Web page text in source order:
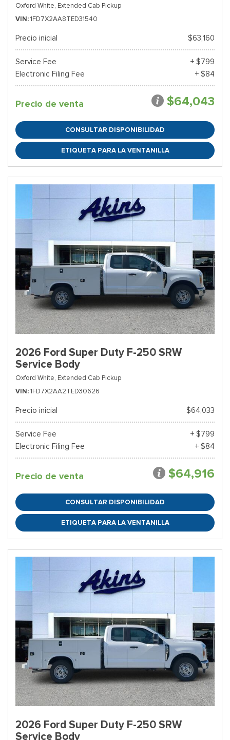
Oxford White, Extended Cab Pickup
VIN 1FD7X2AA8TED31540
Precio inicial $63,160
Service Fee
+ $799
Electronic Filing Fee
+ $84
Precio de venta $64,043
CONSULTAR DISPONIBILIDAD
ETIQUETA PARA LA VENTANILLA
2026 Ford Super Duty F-250 SRW
Service Body
Oxford White, Extended Cab Pickup
VIN 1FD7X2AA2TED30626
Precio inicial $64,033
Service Fee
+ $799
Electronic Filing Fee
+ $84
Precio de venta $64,916
CONSULTAR DISPONIBILIDAD
ETIQUETA PARA LA VENTANILLA
2026 Ford Super Duty F-250 SRW
Service Body